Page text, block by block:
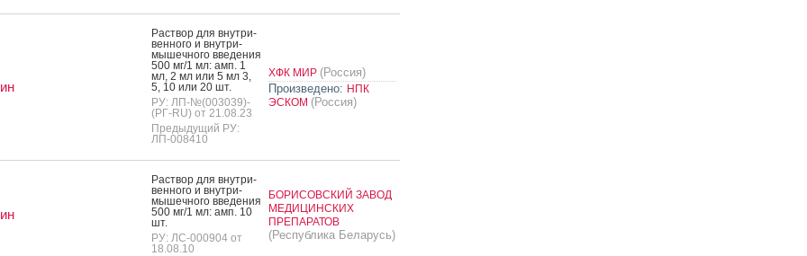
Рас­твор для внут­ри­
вен­но­го и внут­ри­
мышеч­но­го вве­дения
500 мг/1 мл: амп. 1
мл, 2 мл или 5 мл 3,
5, 10 или 20 шт.
РУ: ЛП-№(003039)-
(РГ-RU) от 21.08.23
Предыдущий РУ:
ЛП-008410
ХФК МИР (Россия)
Произведено: НПК
ЭСКОМ (Россия)
Рас­твор для внут­ри­
вен­но­го и внут­ри­
мышеч­но­го вве­дения
500 мг/1 мл: амп. 10
шт.
РУ: ЛС-000904 от
18.08.10
БОРИСОВСКИЙ ЗАВОД
МЕДИЦИНСКИХ
ПРЕПАРАТОВ
(Республика Беларусь)